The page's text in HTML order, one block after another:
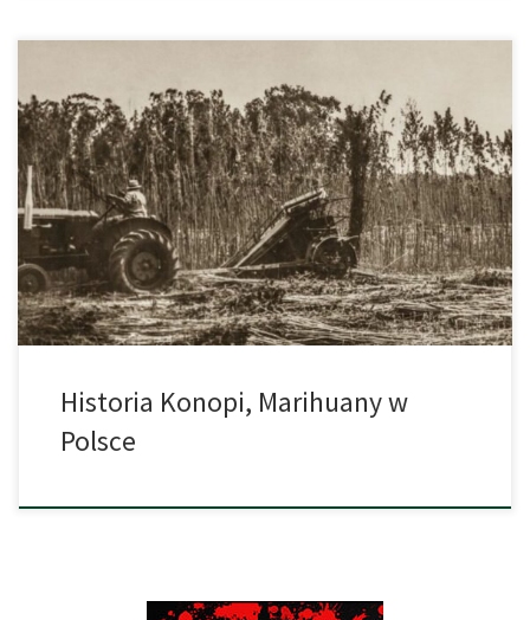
Można byłoby się nie domyślić, lecz nasz kraj ma bardzo wiele
wspólnego z kontrowersyjną marihuaną. Wiele osób nie wie, iż w
czasach teraźniejszych są zdelegalizowane tylko te, które
zawierają THC powyżej 0,2%. Nie tak dawno temu, konopia
indyjska oraz przemysłowa, miały jednak bardzo szeroki zakres
wykorzystania. Obecnie konopia rozpoczęła przeżywać […]
Historia Konopi, Marihuany w
Polsce